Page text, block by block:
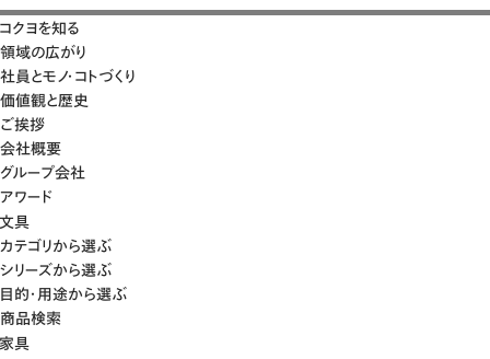
コクヨを知る
領域の広がり
社員とモノ・コトづくり
価値観と歴史
ご挨拶
会社概要
グループ会社
アワード
文具
カテゴリから選ぶ
シリーズから選ぶ
目的・用途から選ぶ
商品検索
家具